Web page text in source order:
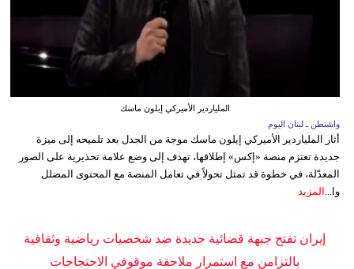
الملياردير الأميركي إيلون ماسك
واشنطن ـ لبنان اليوم
أثار الملياردير الأميركي إيلون ماسك موجة من الجدل بعد تلميحه إلى ميزة
جديدة تعتزم منصة «إكس» إطلاقها، تهدف إلى وضع علامة تحذيرية على الصور
المعدّلة، في خطوة قد تمثل تحولاً في تعامل المنصة مع المحتوى المضلل
وا... المزيد
إيران تفتح جبهة قضائية جديدة ضد شخصيات رياضية وثقافية
بالتزامن مع استمرار ملاحقة موقوفي الاحتجاجات